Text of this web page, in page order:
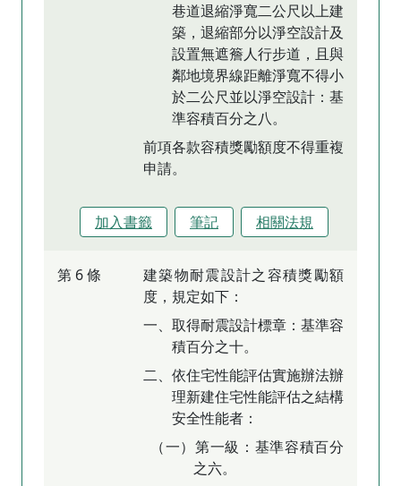
巷道退縮淨寬二公尺以上建
築，退縮部分以淨空設計及
設置無遮簷人行步道，且與
鄰地境界線距離淨寬不得小
於二公尺並以淨空設計：基
準容積百分之八。
前項各款容積獎勵額度不得重複
申請。
加入書籤 筆記 相關法規
第 6 條
建築物耐震設計之容積獎勵額
度，規定如下：
一、取得耐震設計標章：基準容
積百分之十。
二、依住宅性能評估實施辦法辦
理新建住宅性能評估之結構
安全性能者：
（一）第一級：基準容積百分
之六。